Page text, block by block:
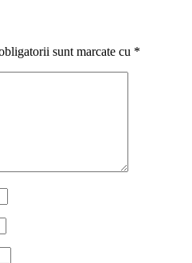
sunt marcate cu *